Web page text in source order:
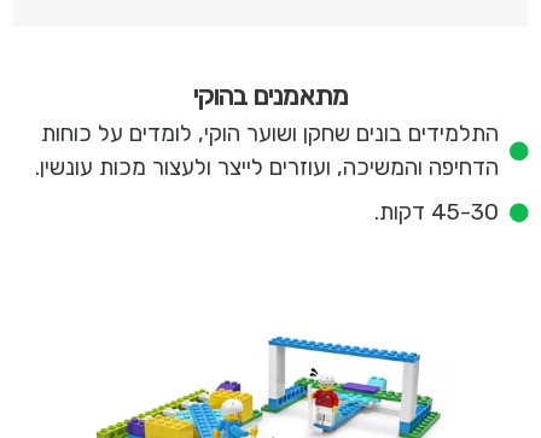
מתאמנים בהוקי
התלמידים בונים שחקן ושוער הוקי, לומדים על כוחות
הדחיפה והמשיכה, ועוזרים לייצר ולעצור מכות עונשין.
45-30 דקות.